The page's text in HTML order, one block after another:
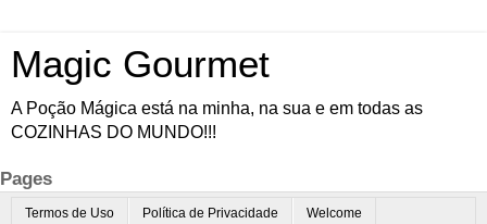
Magic Gourmet
A Poção Mágica está na minha, na sua e em todas as
COZINHAS DO MUNDO!!!
Pages
Termos de Uso Política de Privacidade Welcome